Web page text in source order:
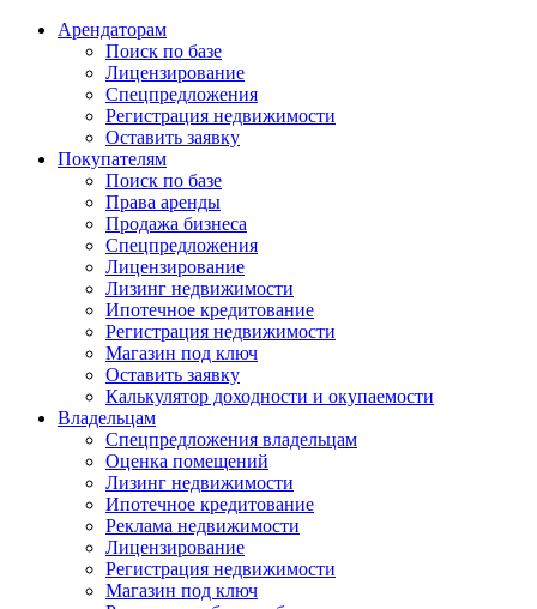
Арендаторам
Поиск по базе
Лицензирование
Спецпредложения
Регистрация недвижимости
Оставить заявку
Покупателям
Поиск по базе
Права аренды
Продажа бизнеса
Спецпредложения
Лицензирование
Лизинг недвижимости
Ипотечное кредитование
Регистрация недвижимости
Магазин под ключ
Оставить заявку
Калькулятор доходности и окупаемости
Владельцам
Спецпредложения владельцам
Оценка помещений
Лизинг недвижимости
Ипотечное кредитование
Реклама недвижимости
Лицензирование
Регистрация недвижимости
Магазин под ключ